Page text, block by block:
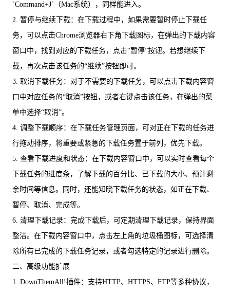
`Command+J`（Mac系统），同样能进入。
2. 暂停与继续下载：在下载过程中，如果需要暂时停止下载任
务，可以点击Chrome浏览器右下角下载图标，在弹出的下载内容
窗口中，找到对应的下载任务，点击“暂停”按钮。若想继续下
载，再次点击该任务的“继续”按钮即可。
3. 取消下载任务：对于不需要的下载任务，可以点击下载内容窗
口中对应任务的“取消”按钮，或者右键点击该任务，在弹出的菜
单中选择“取消”。
4. 调整下载顺序：在下载任务管理页面，可对正在下载的任务进
行拖动排序，将重要或紧急的下载任务置于前列，优先下载。
5. 查看下载进度和状态：在下载内容窗口中，可以实时查看每个
下载任务的进度条，了解下载的百分比、已下载的大小、预计剩
余时间等信息。同时，还能知晓下载任务的状态，如正在下载、
暂停、取消、完成等。
6. 清理下载记录：完成下载后，可定期清理下载记录，保持界面
整洁。在下载内容窗口中，点击左上角的垃圾桶图标，可选择清
除所有已完成的下载任务记录，或者勾选特定的记录进行删除。
二、高级功能扩展
1. DownThemAll!插件：支持HTTP、HTTPS、FTP等多种协议，